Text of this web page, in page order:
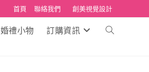
首頁 聯絡我們 創美視覺設計
婚禮小物 訂購資訊 Toggle